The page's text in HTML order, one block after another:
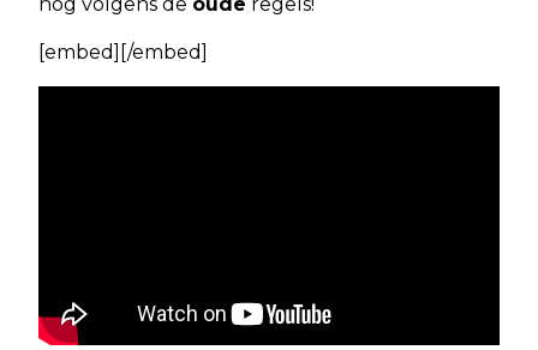
[embed][/embed]